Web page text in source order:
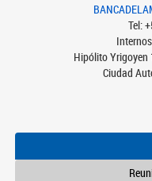
Tel:
Hipólito Yrigoyen
Ciudad